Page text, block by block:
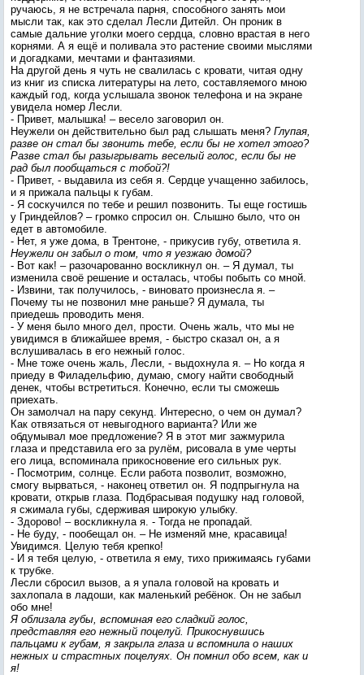
ручаюсь, я не встречала парня, способного занять мои
мысли так, как это сделал Лесли Дитейл. Он проник в
самые дальние уголки моего сердца, словно врастая в него
корнями. А я ещё и поливала это растение своими мыслями
и догадками, мечтами и фантазиями.
На другой день я чуть не свалилась с кровати, читая одну
из книг из списка литературы на лето, составляемого мною
каждый год, когда услышала звонок телефона и на экране
увидела номер Лесли.
- Привет, малышка! – весело заговорил он.
Неужели он действительно был рад слышать меня? Глупая,
разве он стал бы звонить тебе, если бы не хотел этого?
Разве стал бы разыгрывать веселый голос, если бы не
рад был пообщаться с тобой?!
- Привет, - выдавила из себя я. Сердце учащенно забилось,
и я прижала пальцы к губам.
- Я соскучился по тебе и решил позвонить. Ты еще гостишь
у Гриндейлов? – громко спросил он. Слышно было, что он
едет в автомобиле.
- Нет, я уже дома, в Трентоне, - прикусив губу, ответила я.
Неужели он забыл о том, что я уезжаю домой?
- Вот как! – разочарованно воскликнул он. – Я думал, ты
изменила своё решение и осталась, чтобы побыть со мной.
- Извини, так получилось, - виновато произнесла я. –
Почему ты не позвонил мне раньше? Я думала, ты
приедешь проводить меня.
- У меня было много дел, прости. Очень жаль, что мы не
увидимся в ближайшее время, - быстро сказал он, а я
вслушивалась в его нежный голос.
- Мне тоже очень жаль, Лесли, - выдохнула я. – Но когда я
приеду в Филадельфию, думаю, смогу найти свободный
денек, чтобы встретиться. Конечно, если ты сможешь
приехать.
Он замолчал на пару секунд. Интересно, о чем он думал?
Как отвязаться от невыгодного варианта? Или же
обдумывал мое предложение? Я в этот миг зажмурила
глаза и представила его за рулём, рисовала в уме черты
его лица, вспоминала прикосновение его сильных рук.
- Посмотрим, солнце. Если работа позволит, возможно,
смогу вырваться, - наконец ответил он. Я подпрыгнула на
кровати, открыв глаза. Подбрасывая подушку над головой,
я сжимала губы, сдерживая широкую улыбку.
- Здорово! – воскликнула я. - Тогда не пропадай.
- Не буду, - пообещал он. – Не изменяй мне, красавица!
Увидимся. Целую тебя крепко!
- И я тебя целую, - ответила я ему, тихо прижимаясь губами
к трубке.
Лесли сбросил вызов, а я упала головой на кровать и
захлопала в ладоши, как маленький ребёнок. Он не забыл
обо мне!
Я облизала губы, вспоминая его сладкий голос,
представляя его нежный поцелуй. Прикоснувшись
пальцами к губам, я закрыла глаза и вспомнила о наших
нежных и страстных поцелуях. Он помнил обо всем, как и
я!